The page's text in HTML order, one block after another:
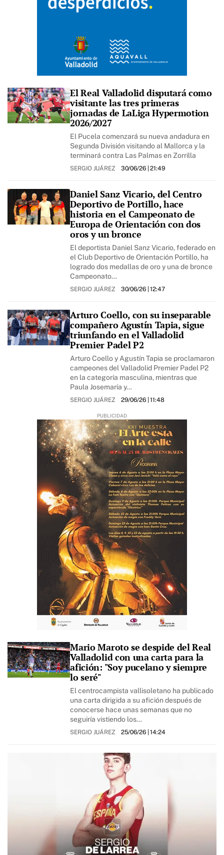
El Real Valladolid disputará como
visitante las tres primeras
jornadas de LaLiga Hypermotion
2026/2027
El Pucela comenzará su nueva andadura en
Segunda División visitando al Mallorca y la
terminará contra Las Palmas en Zorrilla
SERGIO JUÁREZ 30/06/26| 21:49
Daniel Sanz Vicario, del Centro
Deportivo de Portillo, hace
historia en el Campeonato de
Europa de Orientación con dos
oros y un bronce
El deportista Daniel Sanz Vicario, federado en
el Club Deportivo de Orientación Portillo, ha
logrado dos medallas de oro y una de bronce
Campeonato…
SERGIO JUÁREZ 30/06/26| 12:47
Arturo Coello, con su inseparable
compañero Agustín Tapia, sigue
triunfando en el Valladolid
Premier Padel P2
Arturo Coello y Agustín Tapia se proclamaron
campeones del Valladolid Premier Padel P2
en la categoría masculina, mientras que
Paula Josemaría y…
SERGIO JUÁREZ 29/06/26| 11:48
Mario Maroto se despide del Real
Valladolid con una carta para la
afición: "Soy pucelano y siempre
lo seré"
El centrocampista vallisoletano ha publicado
una carta dirigida a su afición después de
conocerse hace unas semanas que no
seguiría vistiendo los…
SERGIO JUÁREZ 25/06/26| 14:24